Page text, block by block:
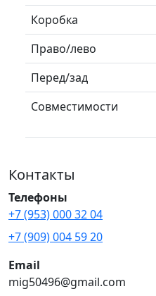
Коробка
Право/лево
Перед/зад
Совместимости
Контакты
Телефоны
+7 (953) 000 32 04
+7 (909) 004 59 20
Email
mig50496@gmail.com